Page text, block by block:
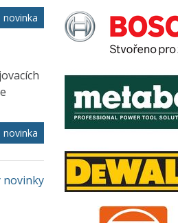
novinka
novinka
novinky